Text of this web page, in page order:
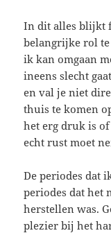
In dit alles blijkt
belangrijke rol
ik kan omgaan
ineens slecht
en val je niet
thuis te komen
het erg druk is
echt rust moet
De periodes dat
periodes dat het
herstellen was.
plezier bij het